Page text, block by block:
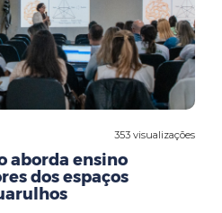
353 visualizações
aborda ensino
dos espaços